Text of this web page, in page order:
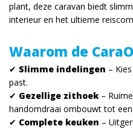
plant, deze caravan biedt
interieur en het ultieme
Waarom de
✔ Slimme indelingen –
past.
✔ Gezellige zithoek–
handomdraai ombouwt tot een
✔ Complete keuken –